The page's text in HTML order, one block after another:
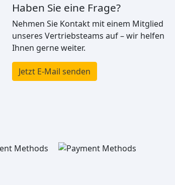
Haben Sie eine Frage?
Nehmen Sie Kontakt mit einem Mitglied
unseres Vertriebsteams auf – wir helfen
Ihnen gerne weiter.
Jetzt E-Mail senden